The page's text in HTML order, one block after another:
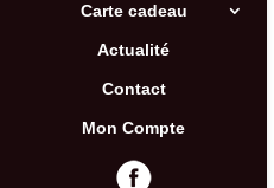
Carte cadeau
Actualité
Contact
Mon Compte